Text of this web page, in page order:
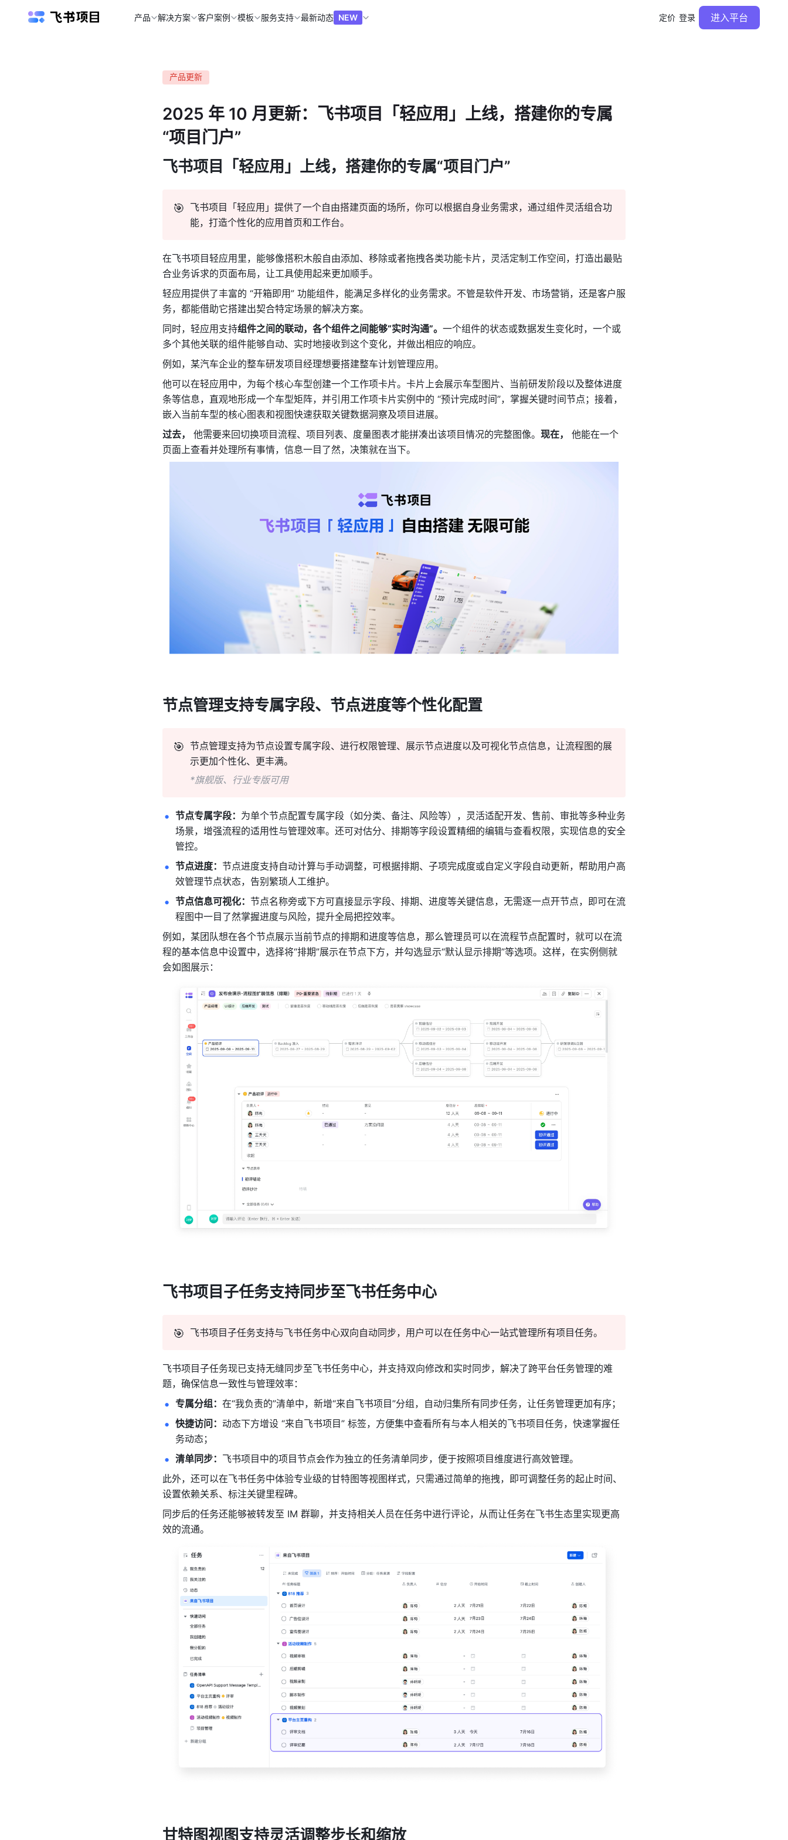
产品 解决方案 客户案例 模板 服务支持 最新动态 NEW 定价 登录 进入平台
产品更新
2025 年 10 月更新：飞书项目「轻应用」上线，搭建你的专属
“项目门户”
飞书项目「轻应用」上线，搭建你的专属“项目门户”
🎯 飞书项目「轻应用」提供了一个自由搭建页面的场所，你可以根据自身业务需求，通过组件灵活组合功
能，打造个性化的应用首页和工作台。
在飞书项目轻应用里，能够像搭积木般自由添加、移除或者拖拽各类功能卡片，灵活定制工作空间，打造出最贴
合业务诉求的页面布局，让工具使用起来更加顺手。
轻应用提供了丰富的 “开箱即用” 功能组件，能满足多样化的业务需求。不管是软件开发、市场营销，还是客户服
务，都能借助它搭建出契合特定场景的解决方案。
同时，轻应用支持组件之间的联动，各个组件之间能够“实时沟通”。 一个组件的状态或数据发生变化时，一个或
多个其他关联的组件能够自动、实时地接收到这个变化，并做出相应的响应。
例如，某汽车企业的整车研发项目经理想要搭建整车计划管理应用。
他可以在轻应用中，为每个核心车型创建一个工作项卡片。卡片上会展示车型图片、当前研发阶段以及整体进度
条等信息，直观地形成一个车型矩阵，并引用工作项卡片实例中的 “预计完成时间”，掌握关键时间节点；接着，
嵌入当前车型的核心图表和视图快速获取关键数据洞察及项目进展。
过去，
他需要来回切换项目流程、项目列表、度量图表才能拼凑出该项目情况的完整图像。 现在，
他能在一个
页面上查看并处理所有事情，信息一目了然，决策就在当下。
节点管理支持专属字段、节点进度等个性化配置
🎯 节点管理支持为节点设置专属字段、进行权限管理、展示节点进度以及可视化节点信息，让流程图的展
示更加个性化、更丰满。
*旗舰版、行业专版可用
节点专属字段： 为单个节点配置专属字段（如分类、备注、风险等），灵活适配开发、售前、审批等多种业务
场景，增强流程的适用性与管理效率。还可对估分、排期等字段设置精细的编辑与查看权限，实现信息的安全
管控。
节点进度： 节点进度支持自动计算与手动调整，可根据排期、子项完成度或自定义字段自动更新，帮助用户高
效管理节点状态，告别繁琐人工维护。
节点信息可视化： 节点名称旁或下方可直接显示字段、排期、进度等关键信息，无需逐一点开节点，即可在流
程图中一目了然掌握进度与风险，提升全局把控效率。
例如，某团队想在各个节点展示当前节点的排期和进度等信息，那么管理员可以在流程节点配置时，就可以在流
程的基本信息中设置中，选择将“排期”展示在节点下方，并勾选显示“默认显示排期”等选项。这样，在实例侧就
会如图展示：
飞书项目子任务支持同步至飞书任务中心
🎯 飞书项目子任务支持与飞书任务中心双向自动同步，用户可以在任务中心一站式管理所有项目任务。
飞书项目子任务现已支持无缝同步至飞书任务中心，并支持双向修改和实时同步，解决了跨平台任务管理的难
题，确保信息一致性与管理效率：
专属分组： 在“我负责的”清单中，新增“来自飞书项目”分组，自动归集所有同步任务，让任务管理更加有序；
快捷访问： 动态下方增设 “来自飞书项目” 标签，方便集中查看所有与本人相关的飞书项目任务，快速掌握任
务动态；
清单同步： 飞书项目中的项目节点会作为独立的任务清单同步，便于按照项目维度进行高效管理。
此外，还可以在飞书任务中体验专业级的甘特图等视图样式，只需通过简单的拖拽，即可调整任务的起止时间、
设置依赖关系、标注关键里程碑。
同步后的任务还能够被转发至 IM 群聊，并支持相关人员在任务中进行评论，从而让任务在飞书生态里实现更高
效的流通。
甘特图视图支持灵活调整步长和缩放